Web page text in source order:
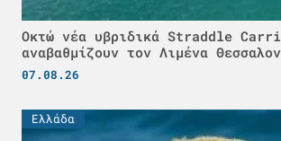
Οκτώ νέα υβριδικά Straddle
αναβαθμίζουν τον Λιμένα
07.08.26
Ελλάδα